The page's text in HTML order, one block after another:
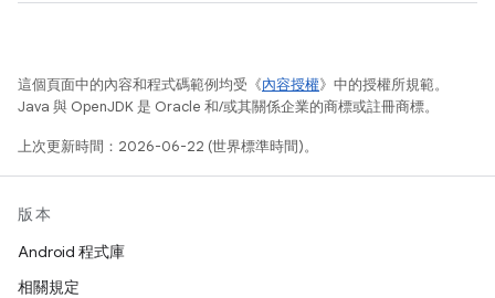
這個頁面中的內容和程式碼範例均受《內容授權》中的授權所規範。
Java 與 OpenJDK 是 Oracle 和/或其關係企業的商標或註冊商標。
上次更新時間：2026-06-22 (世界標準時間)。
版本
Android 程式庫
相關規定